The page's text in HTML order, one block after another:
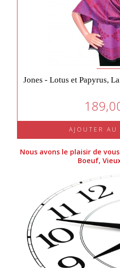
Jones - Lotus et Papyrus,
AJOUTER AU
Nous avons le plaisir de
Boeuf,